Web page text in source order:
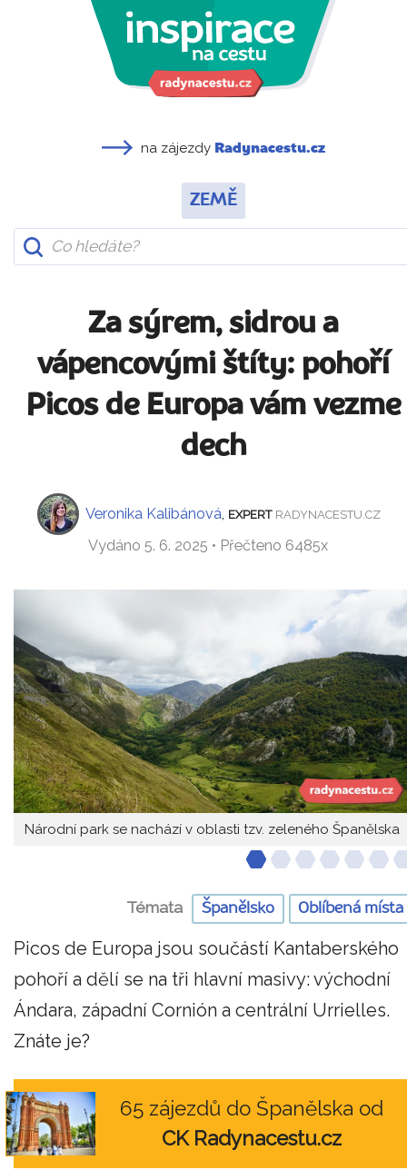
na zájezdy Radynacestu.cz
ZEMĚ
Za sýrem, sidrou a
vápencovými štíty: pohoří
Picos de Europa vám vezme
dech
Veronika Kalibánová EXPERT RADYNACESTU.CZ
Vydáno 5. 6. 2025 • Přečteno 6485x
Národní park se nachází v oblasti tzv. zeleného Španělska
Témata Španělsko Oblíbená místa
Picos de Europa jsou součástí Kantaberského
pohoří a dělí se na tři hlavní masivy: východní
Ándara, západní Cornión a centrální Urrielles.
Znáte je?
65 zájezdů do Španělska od
CK Radynacestu.cz